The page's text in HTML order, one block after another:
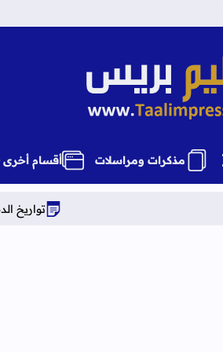
تعليم بريس TaalimPress
مذكرات ومراسلات أقسام أخرى
تواريخ الدخول المدرسي برسم